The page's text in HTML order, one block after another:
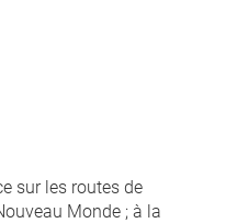
sur les routes de
Monde ; à la